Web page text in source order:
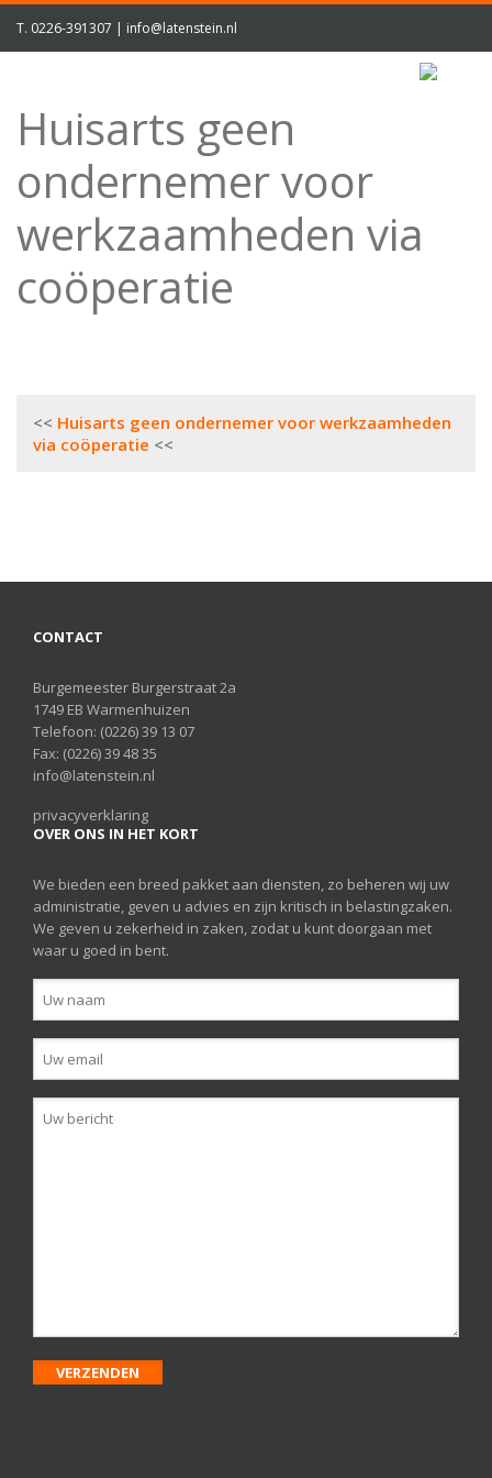
T. 0226-391307 | info@latenstein.nl
Huisarts geen
ondernemer voor
werkzaamheden via
coöperatie
Bericht
navigatie
Huisarts geen ondernemer voor werkzaamheden
via coöperatie
CONTACT
Burgemeester Burgerstraat 2a
1749 EB Warmenhuizen
Telefoon: (0226) 39 13 07
Fax: (0226) 39 48 35
info@latenstein.nl
privacyverklaring
OVER ONS IN HET KORT
We bieden een breed pakket aan diensten, zo beheren wij uw
administratie, geven u advies en zijn kritisch in belastingzaken.
We geven u zekerheid in zaken, zodat u kunt doorgaan met
waar u goed in bent.